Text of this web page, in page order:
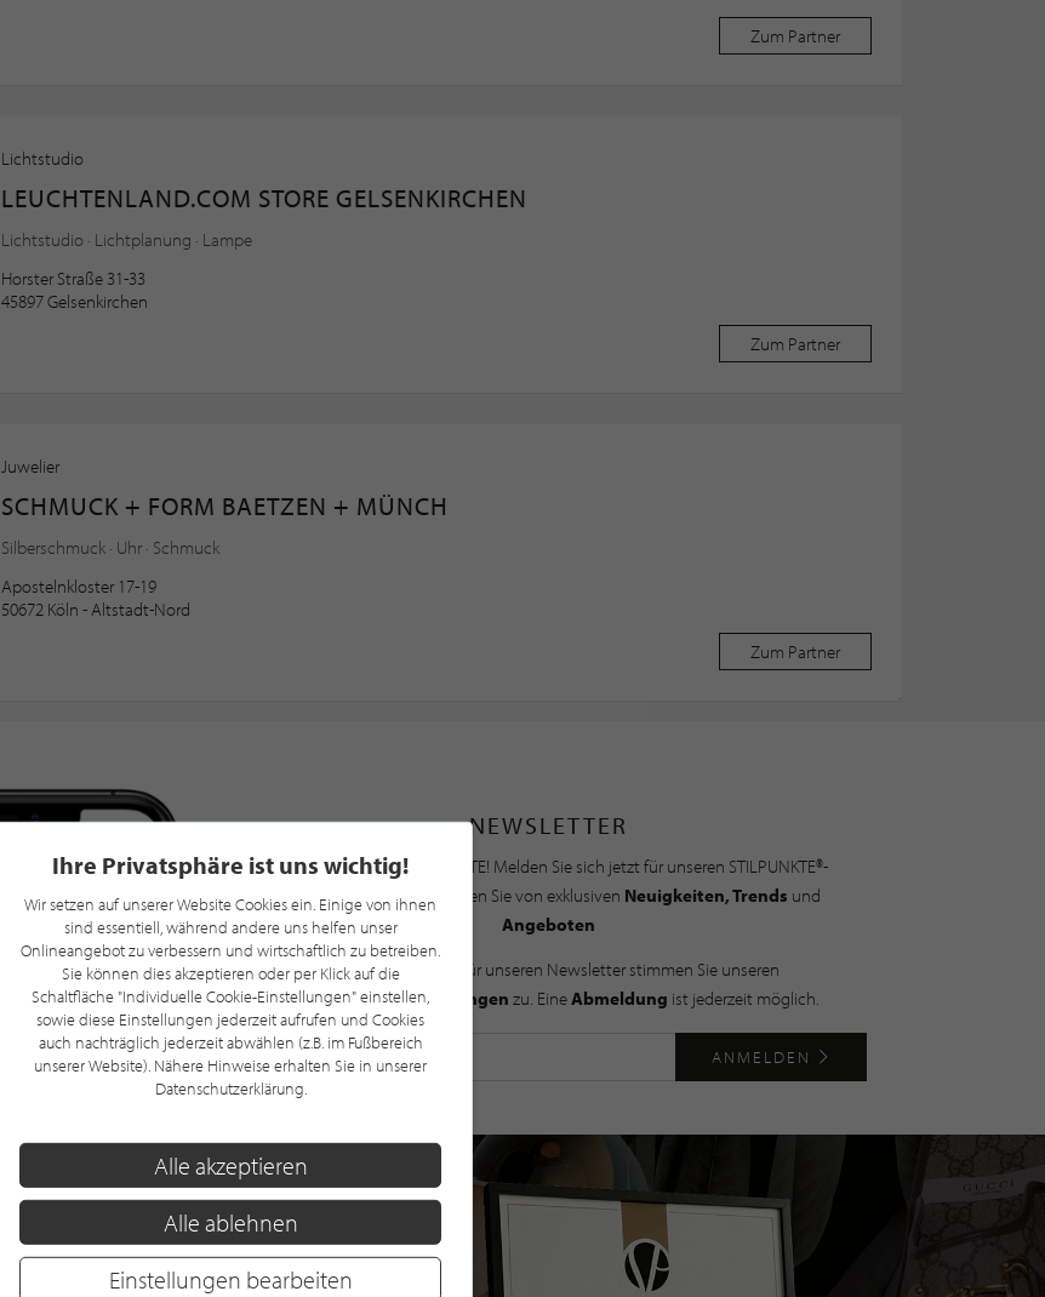
Zum Partner
Lichtstudio
LEUCHTENLAND.COM STORE GELSENKIRCHEN
Lichtstudio · Lichtplanung · Lampe
Horster Straße 31-33
45897 Gelsenkirchen
Zum Partner
Juwelier
SCHMUCK + FORM BAETZEN + MÜNCH
Silberschmuck · Uhr · Schmuck
Apostelnkloster 17-19
50672 Köln - Altstadt-Nord
Zum Partner
NEWSLETTER
Bleiben Sie immer UP TO DATE! Melden Sie sich jetzt für unseren STILPUNKTE®-
Newsletter an und profitieren Sie von exklusiven Neuigkeiten, Trends und
Angeboten
Mit der Anmeldung für unseren Newsletter stimmen Sie unseren
Datenschutzbestimmungen zu. EineAbmeldung ist jederzeit möglich.
ANMELDEN
Ihre Privatsphäre ist uns wichtig!
Wir setzen auf unserer Website Cookies ein. Einige von ihnen
sind essentiell, während andere uns helfen unser
Onlineangebot zu verbessern und wirtschaftlich zu betreiben.
Sie können dies akzeptieren oder per Klick auf die
Schaltfläche "Individuelle Cookie-Einstellungen" einstellen,
sowie diese Einstellungen jederzeit aufrufen und Cookies
auch nachträglich jederzeit abwählen (z.B. im Fußbereich
unserer Website). Nähere Hinweise erhalten Sie in unserer
Datenschutzerklärung.
Alle akzeptieren
Alle ablehnen
Einstellungen bearbeiten